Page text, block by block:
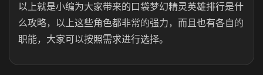
以上就是小编为大家带来的口袋梦幻精灵英雄排行是什
么攻略，以上这些角色都非常的强力，而且也有各自的
职能，大家可以按照需求进行选择。